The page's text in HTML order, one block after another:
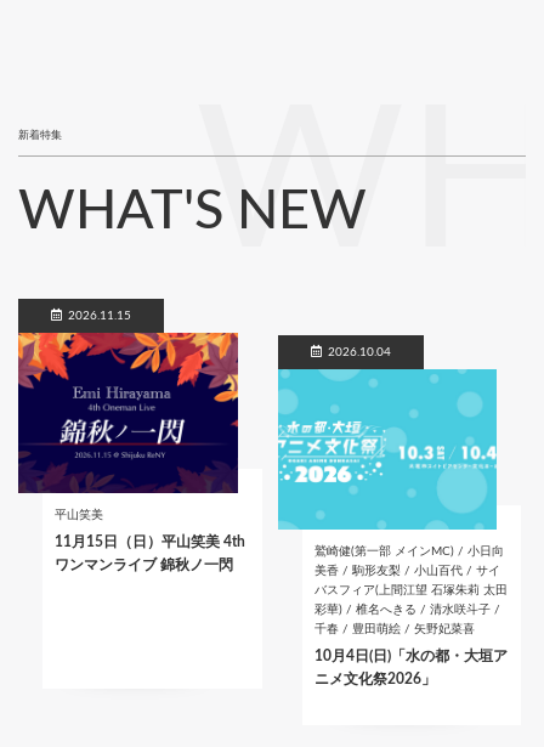
新着特集
WHAT'S NEW
2026.11.15
平山笑美
11月15日（日）平山笑美 4th
ワンマンライブ 錦秋ノ一閃
2026.10.04
鷲崎健(第一部 メインMC) / 小日向
美香 / 駒形友梨 / 小山百代 / サイ
バスフィア(上間江望 石塚朱莉 太田
彩華) / 椎名へきる / 清水咲斗子 /
千春 / 豊田萌絵 / 矢野妃菜喜
10月4日(日)「水の都・大垣ア
ニメ文化祭2026」